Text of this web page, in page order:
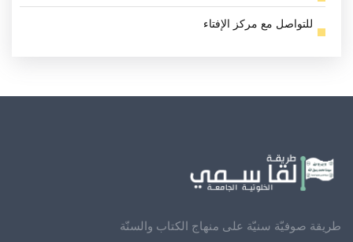
للتواصل مع مركز الإفتاء
طريقة صوفيّة سنيّة على منهاج الكتاب والسنّة